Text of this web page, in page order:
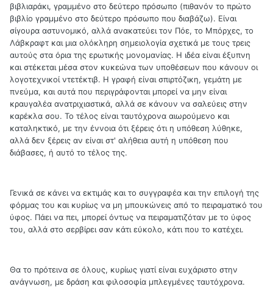
βιβλιαράκι, γραμμένο στο δεύτερο πρόσωπο (πιθανόν το πρώτο
βιβλίο γραμμένο στο δεύτερο πρόσωπο που διαβάζω). Είναι
σίγουρα αστυνομικό, αλλά ανακατεύει τον Πόε, το Μπόρχες, το
Λάβκραφτ και μια ολόκληρη σημειολογία σχετικά με τους τρεις
αυτούς στα όρια της ερωτικής μονομανίας. Η ιδέα είναι έξυπνη
και στέκεται μέσα στον κυκεώνα των υποθέσεων που κάνουν οι
λογοτεχνικοί ντετέκτιβ. Η γραφή είναι σπιρτόζικη, γεμάτη με
πνεύμα, και αυτά που περιγράφονται μπορεί να μην είναι
κραυγαλέα ανατριχιαστικά, αλλά σε κάνουν να σαλεύεις στην
καρέκλα σου. Το τέλος είναι ταυτόχρονα αιωρούμενο και
καταληκτικό, με την έννοια ότι ξέρεις ότι η υπόθεση λύθηκε,
αλλά δεν ξέρεις αν είναι στ' αλήθεια αυτή η υπόθεση που
διάβασες, ή αυτό το τέλος της.
Γενικά σε κάνει να εκτιμάς και το συγγραφέα και την επιλογή της
φόρμας του και κυρίως να μη μπουκώνεις από το πειραματικό του
ύφος. Πάει να πει, μπορεί όντως να πειραματιζόταν με το ύφος
του, αλλά στο σερβίρει σαν κάτι εύκολο, κάτι που το κατέχει.
Θα το πρότεινα σε όλους, κυρίως γιατί είναι ευχάριστο στην
ανάγνωση, με δράση και φιλοσοφία μπλεγμένες ταυτόχρονα.